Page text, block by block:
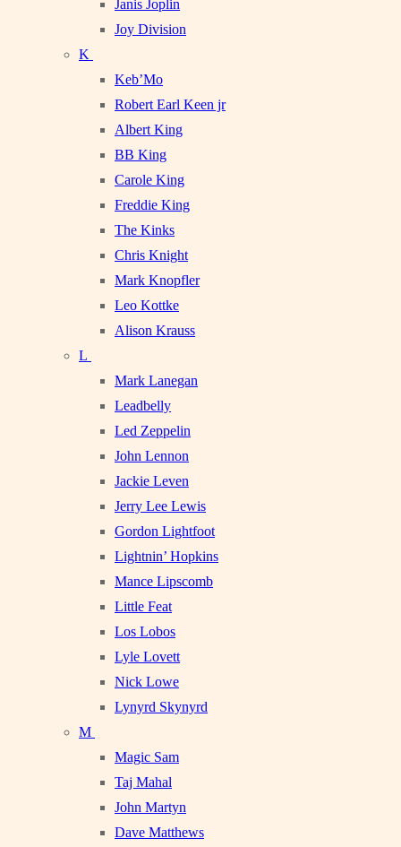
Janis Joplin
Joy Division
K
Keb’Mo
Robert Earl Keen jr
Albert King
BB King
Carole King
Freddie King
The Kinks
Chris Knight
Mark Knopfler
Leo Kottke
Alison Krauss
L
Mark Lanegan
Leadbelly
Led Zeppelin
John Lennon
Jackie Leven
Jerry Lee Lewis
Gordon Lightfoot
Lightnin’ Hopkins
Mance Lipscomb
Little Feat
Los Lobos
Lyle Lovett
Nick Lowe
Lynyrd Skynyrd
M
Magic Sam
Taj Mahal
John Martyn
Dave Matthews